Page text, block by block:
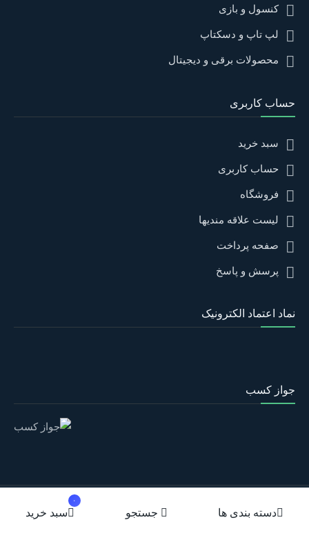
دسته بندی ها جستجو
۰
سبد خرید
کنسول و بازی
لپ تاپ و دسکتاپ
محصولات برقی و دیجیتال
حساب کاربری
سبد خرید
حساب کاربری
فروشگاه
لیست علاقه مندیها
صفحه پرداخت
پرسش و پاسخ
نماد اعتماد الکترونیک
جواز کسب
طراحی و اجرا : پارینه وب